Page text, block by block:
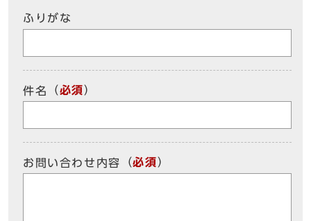
ふりがな
件名 （必須）
お問い合わせ内容 （必須）